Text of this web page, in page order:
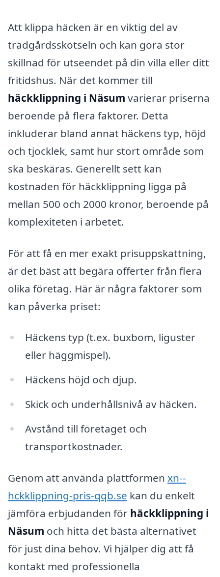
Att klippa häcken är en viktig del av
trädgårdsskötseln och kan göra stor
skillnad för utseendet på din villa eller ditt
fritidshus. När det kommer till
häckklippning i Näsum varierar priserna
beroende på flera faktorer. Detta
inkluderar bland annat häckens typ, höjd
och tjocklek, samt hur stort område som
ska beskäras. Generellt sett kan
kostnaden för häckklippning ligga på
mellan 500 och 2000 kronor, beroende på
komplexiteten i arbetet.
För att få en mer exakt prisuppskattning,
är det bäst att begära offerter från flera
olika företag. Här är några faktorer som
kan påverka priset:
Häckens typ (t.ex. buxbom, liguster
eller häggmispel).
Häckens höjd och djup.
Skick och underhållsnivå av häcken.
Avstånd till företaget och
transportkostnader.
Genom att använda plattformen xn--
hckklippning-pris-qqb.se kan du enkelt
jämföra erbjudanden för häckklippning i
Näsum och hitta det bästa alternativet
för just dina behov. Vi hjälper dig att få
kontakt med professionella